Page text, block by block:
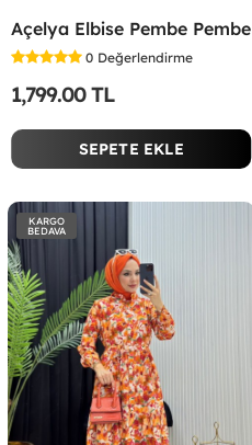
Açelya Elbise Pembe Pembe
0 Değerlendirme
1,799.00 TL
SEPETE EKLE
KARGO
BEDAVA